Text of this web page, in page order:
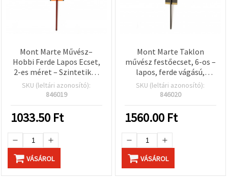
Mont Marte Művész–
Hobbi Ferde Lapos Ecset,
2-es méret – Szintetikus
Taklon Sörtékkel
SKU (leltári azonosító):
846019
1033.50 Ft
VÁSÁROL
Mont Marte Taklon
művész festőecset, 6-os –
lapos, ferde vágású,
szintetikus taklon szálú,
hobbi és kézműves
alkotáshoz
SKU (leltári azonosító):
846020
1560.00 Ft
VÁSÁROL